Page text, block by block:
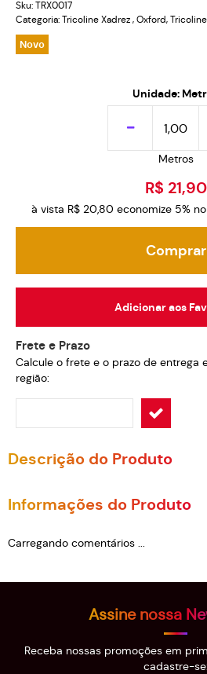
Sku: TRX0017
Categoria: Tricoline Xadrez , Oxford, Tricoline
Novo
Unidade:
Metros
R$ 21,90
à vista R$ 20,80 economize 5%
Comprar
Adicionar aos
Frete e Prazo
Calcule o frete e o prazo de entrega
região:
Descrição do Produto
Informações do Produto
Carregando comentários ...
Assine nossa
Receba nossas promoções em
cadastre-se: